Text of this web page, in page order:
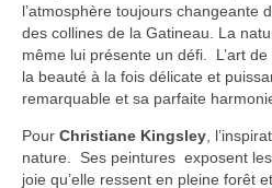
l’atmosphère toujours changeante
des collines de la Gatineau. La
même lui présente un défi. L’art
la beauté à la fois délicate et
remarquable et sa parfaite
Pour Christiane Kingsley ,
nature. Ses peintures exposent
joie qu’elle ressent en pleine forêt